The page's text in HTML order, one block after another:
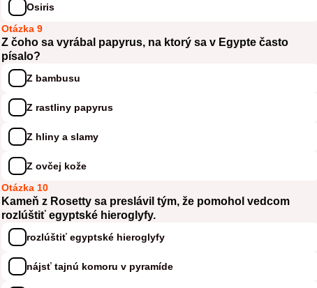
Osiris
Otázka 9
Z čoho sa vyrábal papyrus, na ktorý sa v Egypte často
písalo?
Z bambusu
Z rastliny papyrus
Z hliny a slamy
Z ovčej kože
Otázka 10
Kameň z Rosetty sa preslávil tým, že pomohol vedcom
rozlúštiť egyptské hieroglyfy.
rozlúštiť egyptské hieroglyfy
nájsť tajnú komoru v pyramíde